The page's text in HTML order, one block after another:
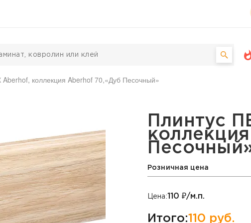
коллекция Aberhof 70,«Дуб Песочный»
коллекция Aberhof 70,
Плинтус
Розничная цена
Цена:110 ₽/м.п.
Итого:110 руб.